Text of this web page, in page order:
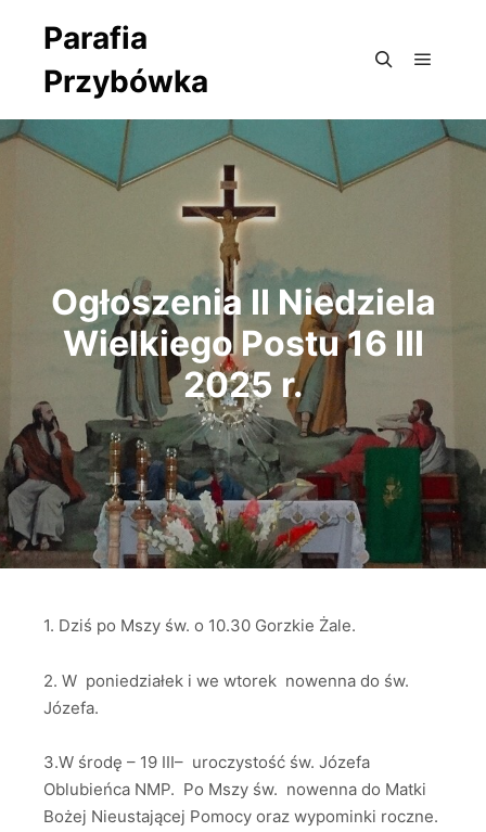
Parafia
Przybówka
Ogłoszenia II Niedziela
Wielkiego Postu 16 III
2025 r.
1. Dziś po Mszy św. o 10.30 Gorzkie Żale.
2. W poniedziałek i we wtorek nowenna do św.
Józefa.
3.W środę – 19 III– uroczystość św. Józefa
Oblubieńca NMP. Po Mszy św. nowenna do Matki
Bożej Nieustającej Pomocy oraz wypominki roczne.